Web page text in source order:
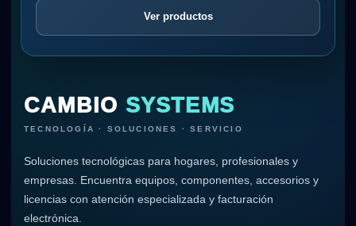
Ver productos
CAMBIO SYSTEMS
TECNOLOGÍA · SOLUCIONES · SERVICIO
Soluciones tecnológicas para hogares, profesionales y
empresas. Encuentra equipos, componentes, accesorios y
licencias con atención especializada y facturación
electrónica.